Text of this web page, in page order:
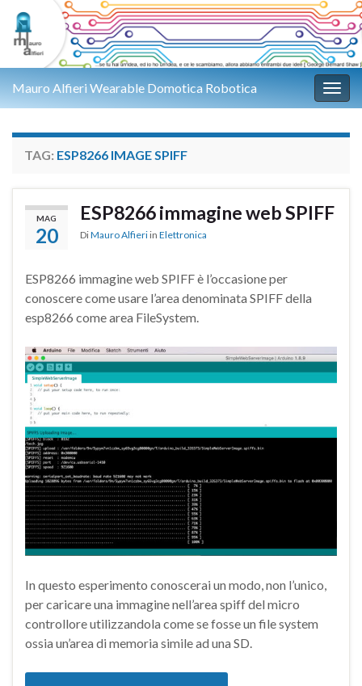
Mauro Alfieri Wearable Domotica Robotica
TAG: ESP8266 IMAGE SPIFF
MAG
20
ESP8266 immagine web SPIFF
DiMauro Alfieri in Elettronica
ESP8266 immagine web SPIFF è l’occasione per
conoscere come usare l’area denominata SPIFF della
esp8266 come area FileSystem.
In questo esperimento conoscerai un modo, non l’unico,
per caricare una immagine nell’area spiff del micro
controllore utilizzandola come se fosse un file system
ossia un’area di memoria simile ad una SD.